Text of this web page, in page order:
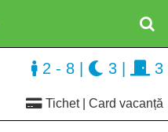
Tichet | Card vacanță
2 - 8 3 3